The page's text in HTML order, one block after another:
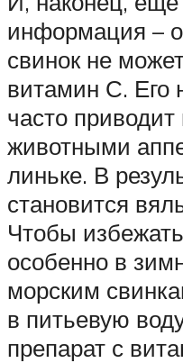
информация –
свинок не
витамин С. Его
часто приводит
животными
линьке. В
становится
Чтобы
особенно в
морским
в питьевую
препарат с